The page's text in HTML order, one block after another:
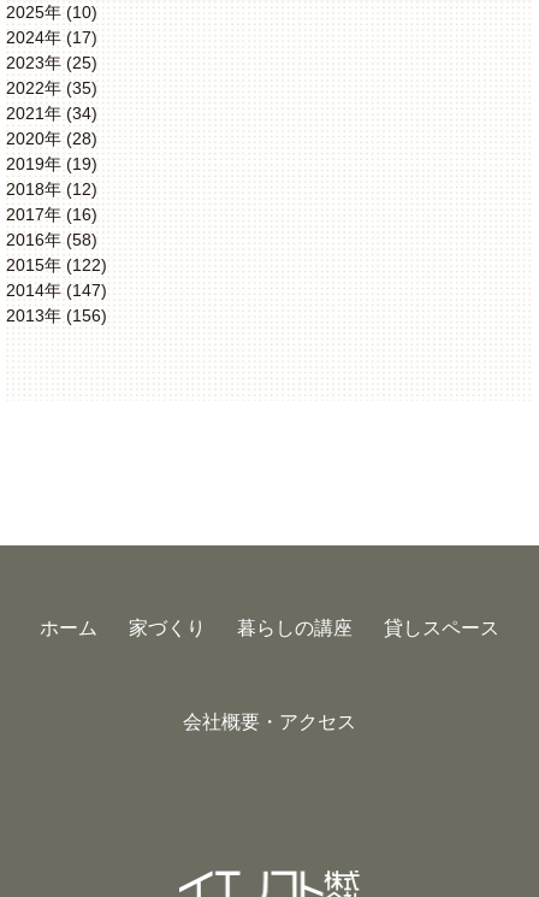
2025年 (10)
2024年 (17)
2023年 (25)
2022年 (35)
2021年 (34)
2020年 (28)
2019年 (19)
2018年 (12)
2017年 (16)
2016年 (58)
2015年 (122)
2014年 (147)
2013年 (156)
ホーム 家づくり 暮らしの講座 貸しスペース
会社概要・アクセス